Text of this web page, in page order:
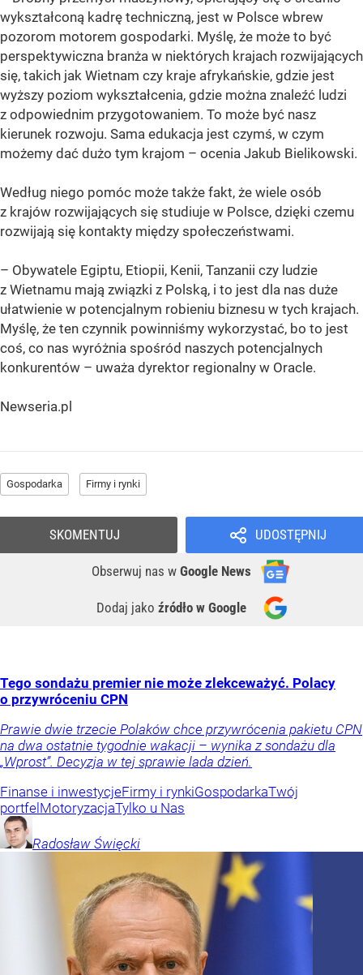
wykształconą kadrę techniczną, jest w Polsce wbrew
pozorom motorem gospodarki. Myślę, że może to być
perspektywiczna branża w niektórych krajach rozwijających
się, takich jak Wietnam czy kraje afrykańskie, gdzie jest
wyższy poziom wykształcenia, gdzie można znaleźć ludzi
z odpowiednim przygotowaniem. To może być nasz
kierunek rozwoju. Sama edukacja jest czymś, w czym
możemy dać dużo tym krajom – ocenia Jakub Bielikowski.
Według niego pomóc może także fakt, że wiele osób
z krajów rozwijających się studiuje w Polsce, dzięki czemu
rozwijają się kontakty między społeczeństwami.
– Obywatele Egiptu, Etiopii, Kenii, Tanzanii czy ludzie
z Wietnamu mają związki z Polską, i to jest dla nas duże
ułatwienie w potencjalnym robieniu biznesu w tych krajach.
Myślę, że ten czynnik powinniśmy wykorzystać, bo to jest
coś, co nas wyróżnia spośród naszych potencjalnych
konkurentów – uważa dyrektor regionalny w Oracle.
Newseria.pl
Gospodarka Firmy i rynki
UDOSTĘPNIJ
Obserwuj nas w Google News
Dodaj jako źródło w Google
SKOMENTUJ
Tego sondażu premier nie może zlekceważyć. Polacy
o przywróceniu CPN
Prawie dwie trzecie Polaków chce przywrócenia pakietu CPN
na dwa ostatnie tygodnie wakacji – wynika z sondażu dla
„Wprost”. Decyzja w tej sprawie lada dzień.
Finanse i inwestycjeFirmy i rynkiGospodarkaTwój
portfel MotoryzacjaTylko u Nas
Radosław Święcki